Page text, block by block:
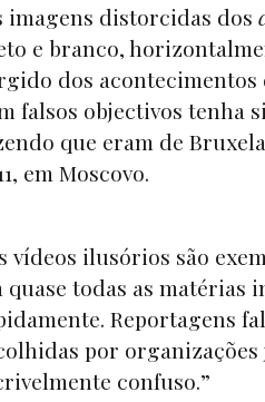
imagens distorcidas dos
e branco,
dos acontecimentos
falsos objectivos tenha
que eram de
em Moscovo.
vídeos ilusórios são
quase todas as
Reportagens
por
confuso.”